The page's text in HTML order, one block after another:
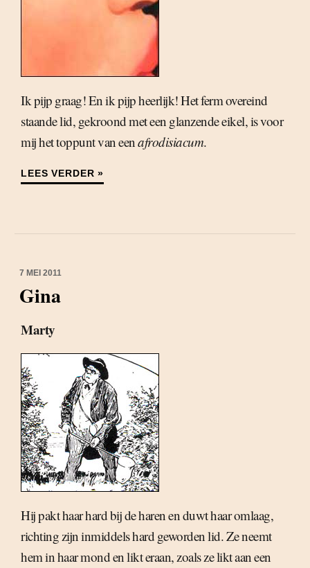
Ik pijp graag! En ik pijp heerlijk! Het ferm overeind
staande lid, gekroond met een glanzende eikel, is voor
mij het toppunt van eenafrodisiacum.
LEES VERDER »
7 MEI 2011
Gina
Marty
Hij pakt haar hard bij de haren en duwt haar omlaag,
richting zijn inmiddels hard geworden lid. Ze neemt
hem in haar mond en likt eraan, zoals ze likt aan een